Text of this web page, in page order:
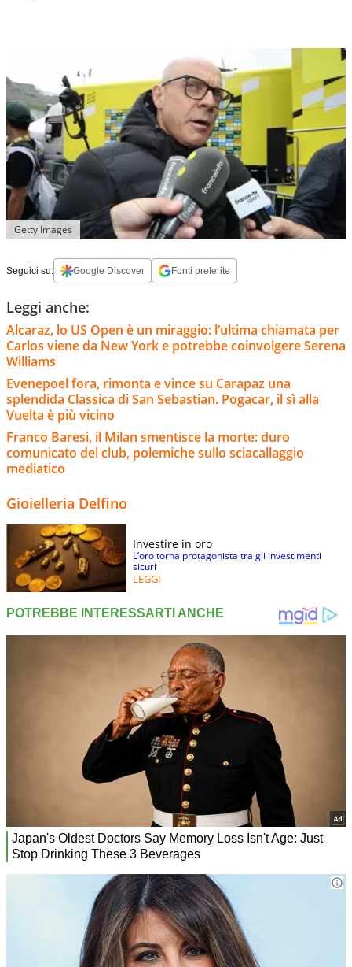
Getty Images
Seguici su: Google Discover Fonti preferite
Leggi anche:
Alcaraz, lo US Open è un miraggio: l’ultima chiamata per
Carlos viene da New York e potrebbe coinvolgere Serena
Williams
Evenepoel fora, rimonta e vince su Carapaz una
splendida Classica di San Sebastian. Pogacar, il sì alla
Vuelta è più vicino
Franco Baresi, il Milan smentisce la morte: duro
comunicato del club, polemiche sullo sciacallaggio
mediatico
Gioielleria Delfino
Investire in oro
L’oro torna protagonista tra gli investimenti
sicuri
LEGGI